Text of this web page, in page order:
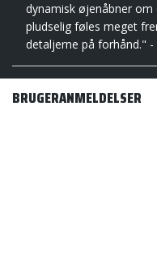
dynamisk øjenåbner
pludselig føles meget
detaljerne på forhånd." -
BRUGERANMELDELSER